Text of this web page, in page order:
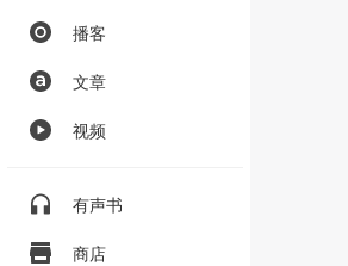
播客
文章
视频
有声书
商店